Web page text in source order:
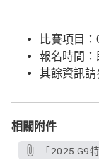
比賽項目：
報名時間：
其餘資訊請
相關附件
「2025 G9